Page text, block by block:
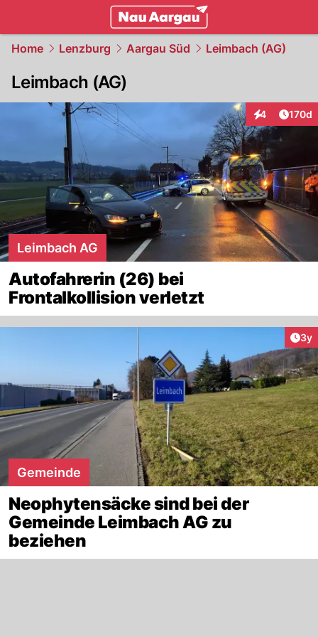
Home Lenzburg Aargau Süd Leimbach (AG)
Leimbach (AG)
4
Interaktionen
170d
Leimbach AG
Autofahrerin (26) bei
Frontalkollision verletzt
3y
Gemeinde
Neophytensäcke sind bei der
Gemeinde Leimbach AG zu
beziehen